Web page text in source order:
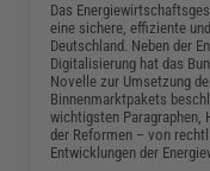
Das
eine sichere, effiziente
Deutschland. Neben der
Digitalisierung hat das
Novelle zur Umsetzung
Binnenmarktpakets
wichtigsten Paragraphen,
der Reformen – von
Entwicklungen der